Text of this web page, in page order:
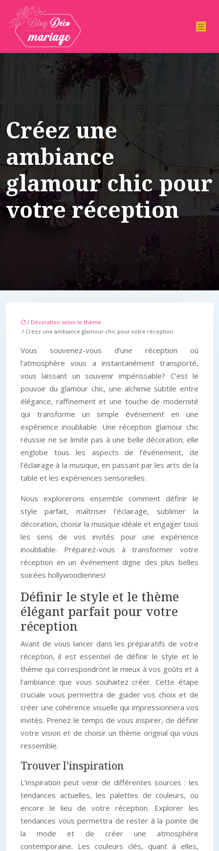
Créez une
ambiance
glamour chic pour
votre réception
/ Décoration selon le thème
/ Créez une ambiance glamour chic pour votre réception
Vous souvenez-vous d’une réception où
l’atmosphère vous a instantanément transporté,
vous laissant un souvenir impérissable? C’est le
pouvoir du glamour chic, une alchimie subtile entre
élégance, raffinement et une touche de modernité
qui transforme un simple événement en une
expérience inoubliable. Une réception glamour chic
réussie ne se limite pas à une belle décoration; elle
englobe tous les aspects de l’événement, de
l’éclairage à la musique, en passant par les arts de la
table et les expériences sensorielles.
Nous explorerons ensemble comment définir le
style parfait, maîtriser l’éclairage, sublimer la
décoration, choisir la musique idéale et engager tous
les sens de vos invités pour une expérience
inoubliable. Préparez-vous à transformer votre
réception en un événement digne des plus belles
soirées hollywoodiennes!
Définir le style et le thème
élégant parfait pour votre
réception
Avant de vous lancer dans les préparatifs de votre
réception, il est essentiel de définir le style et le
thème qui correspondront le mieux à vos goûts et à
l’ambiance que vous souhaitez créer. Cette étape
cruciale vous permettra de guider vos choix et de
créer une cohérence visuelle qui impressionnera vos
invités. Prenez le temps de vous inspirer, de définir
votre vision et de choisir un thème original qui vous
ressemble.
Trouver l’inspiration
L’inspiration peut venir de différentes sources : les
tendances actuelles, les palettes de couleurs, ou
encore le lieu de votre réception. Explorer les
tendances vous permettra de rester à la pointe de
la mode et de créer une atmosphère
contemporaine. Les couleurs clés, quant à elles,